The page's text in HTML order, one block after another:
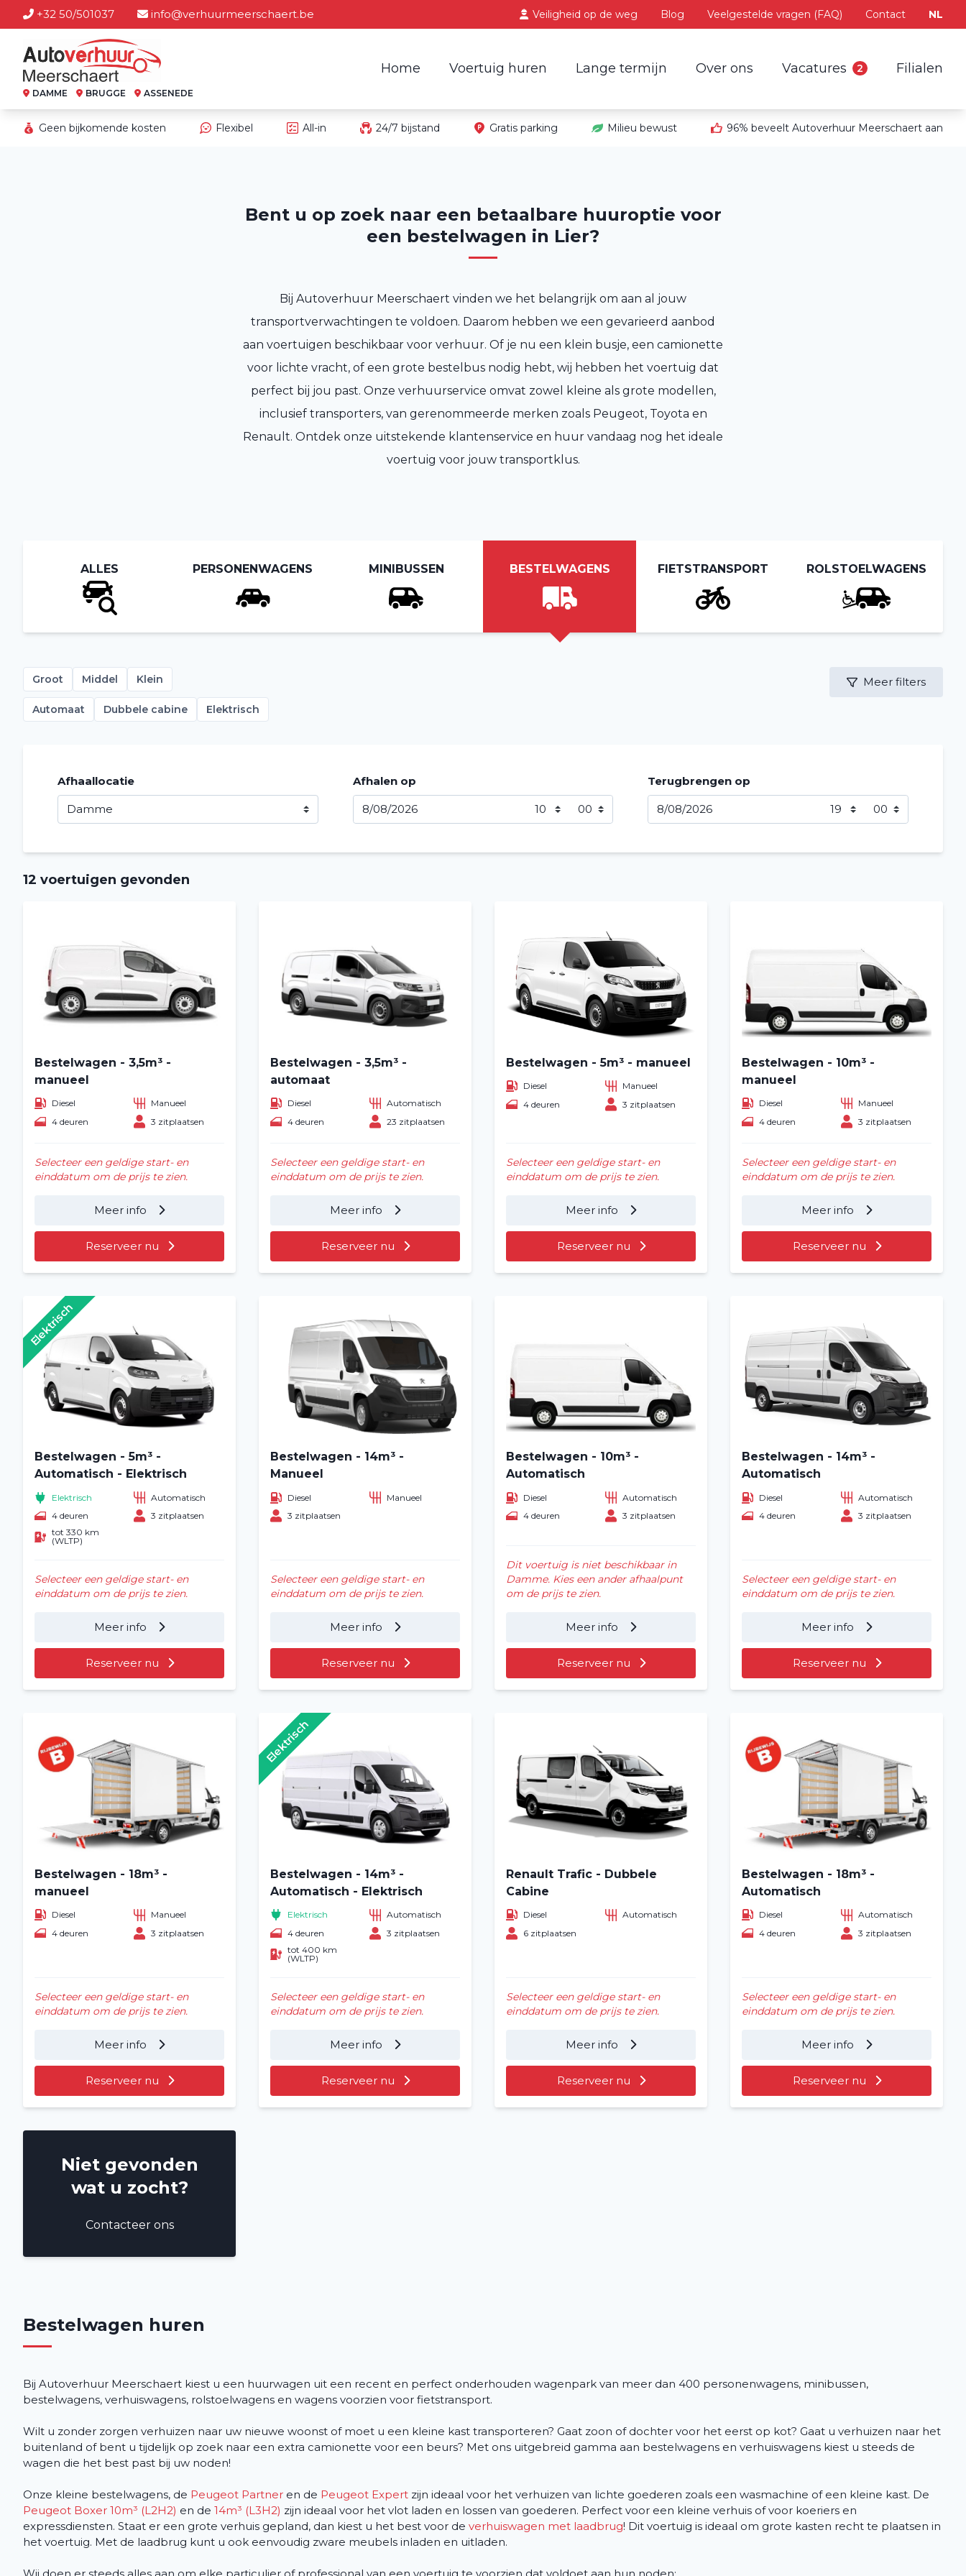
+32 50/501037 info@verhuurmeerschaert.be Veiligheid op de weg Blog Veelgestelde vragen (FAQ) Contact NL
DAMME BRUGGE ASSENEDE
Home Voertuig huren Lange termijn Over ons Vacatures 2 Filialen
Home
Voertuig huren
Lange termijn
Filialen
Geen bijkomende kosten Flexibel All-in 24/7 bijstand Gratis parking Milieu bewust 96% beveelt Autoverhuur Meerschaert aan
Bent u op zoek naar een betaalbare huuroptie voor
een bestelwagen in Lier?
Bij Autoverhuur Meerschaert vinden we het belangrijk om aan al jouw
transportverwachtingen te voldoen. Daarom hebben we een gevarieerd aanbod
aan voertuigen beschikbaar voor verhuur. Of je nu een klein busje, een camionette
voor lichte vracht, of een grote bestelbus nodig hebt, wij hebben het voertuig dat
perfect bij jou past. Onze verhuurservice omvat zowel kleine als grote modellen,
inclusief transporters, van gerenommeerde merken zoals Peugeot, Toyota en
Renault. Ontdek onze uitstekende klantenservice en huur vandaag nog het ideale
voertuig voor jouw transportklus.
ALLES PERSONENWAGENS MINIBUSSEN BESTELWAGENS FIETSTRANSPORT ROLSTOELWAGENS
Groot Middel Klein
Automaat Dubbele cabine Elektrisch
Meer filters
Afhaallocatie Afhalen op Terugbrengen op
12 voertuigen gevonden
Bestelwagen - 3,5m³ -
manueel
Diesel
Manueel
4 deuren
3 zitplaatsen
Selecteer een geldige start- en
einddatum om de prijs te zien.
Meer info
Reserveer nu
Bestelwagen - 3,5m³ -
automaat
Diesel
Automatisch
4 deuren
23 zitplaatsen
Selecteer een geldige start- en
einddatum om de prijs te zien.
Meer info
Reserveer nu
Bestelwagen - 5m³ - manueel
Diesel
Manueel
4 deuren
3 zitplaatsen
Selecteer een geldige start- en
einddatum om de prijs te zien.
Meer info
Reserveer nu
Bestelwagen - 10m³ -
manueel
Diesel
Manueel
4 deuren
3 zitplaatsen
Selecteer een geldige start- en
einddatum om de prijs te zien.
Meer info
Reserveer nu
Bestelwagen - 5m³ -
Automatisch - Elektrisch
Elektrisch
Automatisch
4 deuren
3 zitplaatsen
tot 330 km
(WLTP)
Selecteer een geldige start- en
einddatum om de prijs te zien.
Meer info
Reserveer nu
Elektrisch
Bestelwagen - 14m³ -
Manueel
Diesel
Manueel
3 zitplaatsen
Selecteer een geldige start- en
einddatum om de prijs te zien.
Meer info
Reserveer nu
Bestelwagen - 10m³ -
Automatisch
Diesel
Automatisch
4 deuren
3 zitplaatsen
Dit voertuig is niet beschikbaar in
Damme. Kies een ander afhaalpunt
om de prijs te zien.
Meer info
Reserveer nu
Bestelwagen - 14m³ -
Automatisch
Diesel
Automatisch
4 deuren
3 zitplaatsen
Selecteer een geldige start- en
einddatum om de prijs te zien.
Meer info
Reserveer nu
Bestelwagen - 18m³ -
manueel
Diesel
Manueel
4 deuren
3 zitplaatsen
Selecteer een geldige start- en
einddatum om de prijs te zien.
Meer info
Reserveer nu
Bestelwagen - 14m³ -
Automatisch - Elektrisch
Elektrisch
Automatisch
4 deuren
3 zitplaatsen
tot 400 km
(WLTP)
Selecteer een geldige start- en
einddatum om de prijs te zien.
Meer info
Reserveer nu
Elektrisch
Renault Trafic - Dubbele
Cabine
Diesel
Automatisch
6 zitplaatsen
Selecteer een geldige start- en
einddatum om de prijs te zien.
Meer info
Reserveer nu
Bestelwagen - 18m³ -
Automatisch
Diesel
Automatisch
4 deuren
3 zitplaatsen
Selecteer een geldige start- en
einddatum om de prijs te zien.
Meer info
Reserveer nu
Niet gevonden
wat u zocht?
Contacteer ons
Bestelwagen huren
Bij Autoverhuur Meerschaert kiest u een huurwagen uit een recent en perfect onderhouden wagenpark van meer dan 400 personenwagens, minibussen,
bestelwagens, verhuiswagens, rolstoelwagens en wagens voorzien voor fietstransport.
Wilt u zonder zorgen verhuizen naar uw nieuwe woonst of moet u een kleine kast transporteren? Gaat zoon of dochter voor het eerst op kot? Gaat u verhuizen naar het
buitenland of bent u tijdelijk op zoek naar een extra camionette voor een beurs? Met ons uitgebreid gamma aan bestelwagens en verhuiswagens kiest u steeds de
wagen die het best past bij uw noden!
Onze kleine bestelwagens, de Peugeot Partner en de Peugeot Expert zijn ideaal voor het verhuizen van lichte goederen zoals een wasmachine of een kleine kast. De
Peugeot Boxer 10m³ (L2H2) en de 14m³ (L3H2) zijn ideaal voor het vlot laden en lossen van goederen. Perfect voor een kleine verhuis of voor koeriers en
expressdiensten. Staat er een grote verhuis gepland, dan kiest u het best voor de verhuiswagen met laadbrug! Dit voertuig is ideaal om grote kasten recht te plaatsen in
het voertuig. Met de laadbrug kunt u ook eenvoudig zware meubels inladen en uitladen.